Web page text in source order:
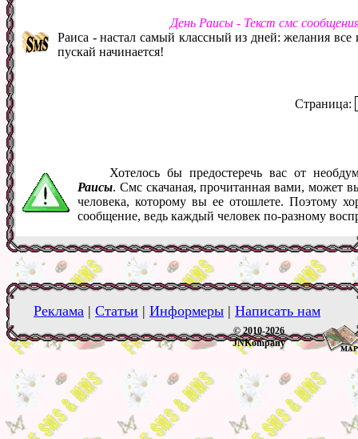
День Раисы - Текст смс
Раиса - настал самый классный из дней: желания
пускай начинается!
Страница:
Хотелось бы предостеречь вас от
Раисы. Смс скачаная, прочитанная вами, может
человека, которому вы ее отошлете. Поэтому
сообщение, ведь каждый человек по-разному
Реклама | Статьи | Информеры | Написать нам
© 2010-2026
JNKompany